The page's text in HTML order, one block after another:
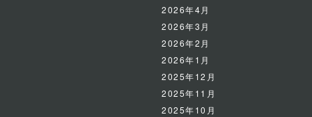
2026年4月
2026年3月
2026年2月
2026年1月
2025年12月
2025年11月
2025年10月